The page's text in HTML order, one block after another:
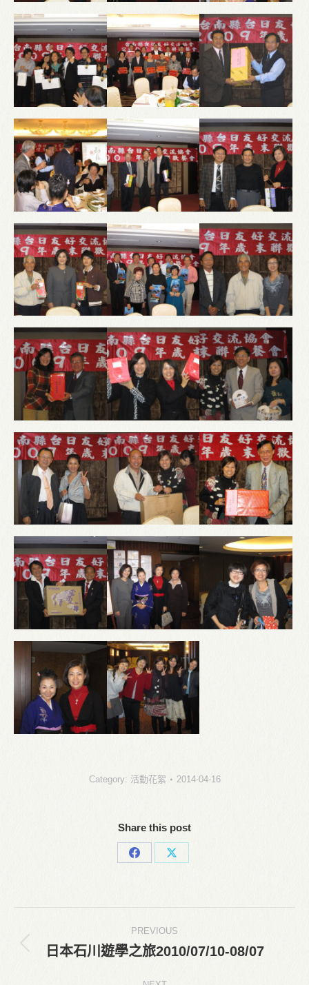
Category: 活動花絮 2014-04-16
Share this post
Share
Share
navigation
PREVIOUS
Previous
日本石川遊學之旅2010/07/10-08/07